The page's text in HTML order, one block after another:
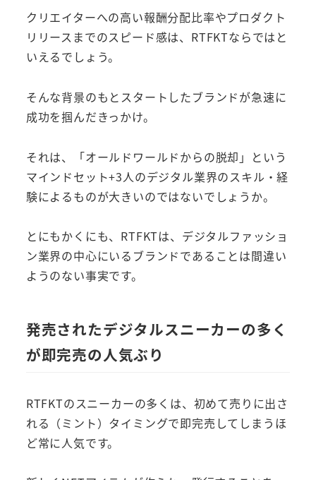
クリエイターへの高い報酬分配比率やプロダクト
リリースまでのスピード感は、RTFKTならではと
いえるでしょう。
そんな背景のもとスタートしたブランドが急速に
成功を掴んだきっかけ。
それは、「オールドワールドからの脱却」という
マインドセット+3人のデジタル業界のスキル・経
験によるものが大きいのではないでしょうか。
とにもかくにも、RTFKTは、デジタルファッショ
ン業界の中心にいるブランドであることは間違い
ようのない事実です。
発売されたデジタルスニーカーの多く
が即完売の人気ぶり
RTFKTのスニーカーの多くは、初めて売りに出さ
れる（ミント）タイミングで即完売してしまうほ
ど常に人気です。